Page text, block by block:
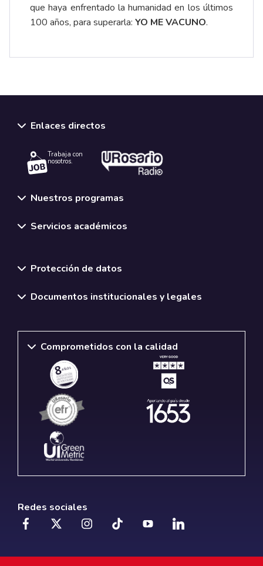
que haya enfrentado la humanidad en los últimos
100 años, para superarla: YO ME VACUNO.
Enlaces directos
Trabaja con
nosotros.
Nuestros programas
Servicios académicos
Protección de datos
Documentos institucionales y legales
Comprometidos con la calidad
Redes sociales